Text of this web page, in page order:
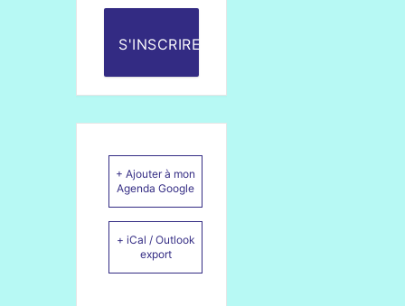
S'INSCRIRE
+ Ajouter à mon
Agenda Google
+ iCal / Outlook
export